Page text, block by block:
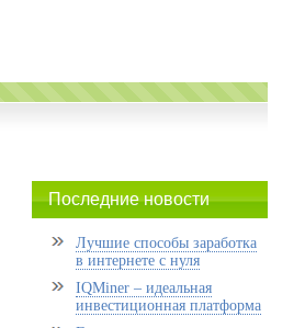
Последние новости
Лучшие способы заработка
в интернете с нуля
IQMiner – идеальная
инвестиционная платформа